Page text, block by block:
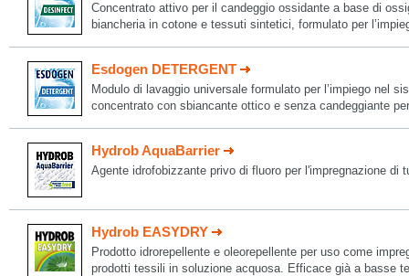
Concentrato attivo per il candeggio ossidante a base di
biancheria in cotone e tessuti sintetici, formulato per
Esdogen DETERGENT
Modulo di lavaggio universale formulato per l’impiego nel
concentrato con sbiancante ottico e senza candeggiante
Hydrob AquaBarrier
Agente idrofobizzante privo di fluoro per l'impregnazione di
Hydrob EASYDRY
Prodotto idrorepellente e oleorepellente per uso come
prodotti tessili in soluzione acquosa. Efficace già a basse